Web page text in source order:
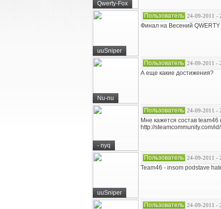
Qwerty-Fox
uuSniper
Пользователь 24-09-2011 -
Финал на Весений
Nu-nu
Пользователь 24-09-2011 -
А еще какие достижения?
- nyq
Пользователь 24-09-2011 -
Мне кажется состав
http://steamcommunity.com/
uuSniper
Пользователь 24-09-2011 -
Team46 - insom podstave
Пользователь 24-09-2011 -